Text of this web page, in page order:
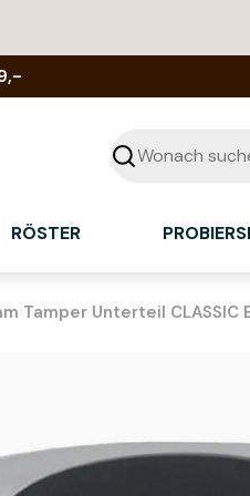
Suchen
RÖSTER
Tamper Unterteil CLASSIC